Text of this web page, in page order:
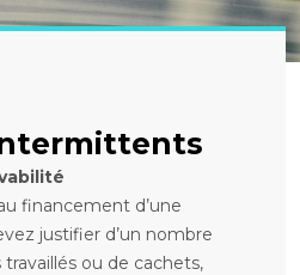
financement d’une
justifier d’un nombre
ou de cachets,